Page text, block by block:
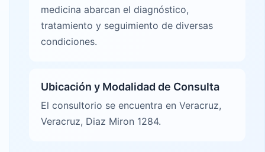
medicina abarcan el diagnóstico,
tratamiento y seguimiento de diversas
condiciones.
Ubicación y Modalidad de Consulta
El consultorio se encuentra en Veracruz,
Veracruz, Diaz Miron 1284.